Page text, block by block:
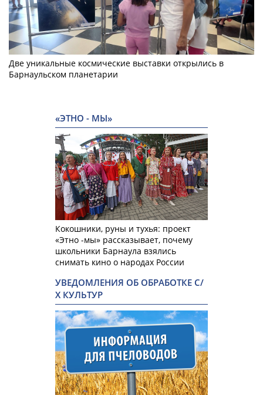
Две уникальные космические выставки открылись в
Барнаульском планетарии
«ЭТНО - МЫ»
Кокошники, руны и тухья: проект
«Этно -мы» рассказывает, почему
школьники Барнаула взялись
снимать кино о народах России
УВЕДОМЛЕНИЯ ОБ ОБРАБОТКЕ С/
Х КУЛЬТУР